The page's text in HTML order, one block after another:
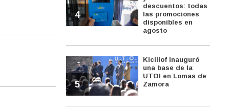
4
descuentos: todas
las promociones
disponibles en
agosto
5
Kicillof inauguró
una base de la
UTOI en Lomas de
Zamora